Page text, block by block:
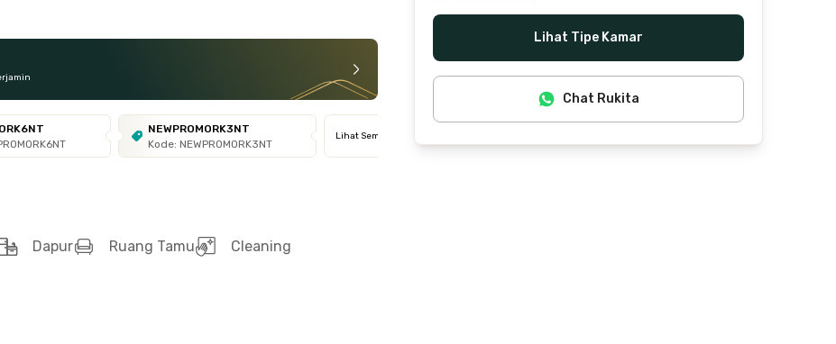
NEWPROMORK3NT
Kode: NEWPROMORK3NT
Lihat Semua
Dapur Ruang Tamu
Cleaning
Lihat Tipe Kamar
Chat Rukita